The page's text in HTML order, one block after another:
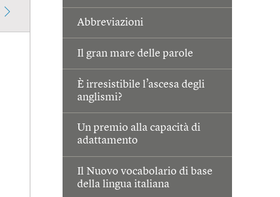
Abbreviazioni
Il gran mare delle parole
È irresistibile l’ascesa degli
anglismi?
Un premio alla capacità di
adattamento
Il Nuovo vocabolario di base
della lingua italiana